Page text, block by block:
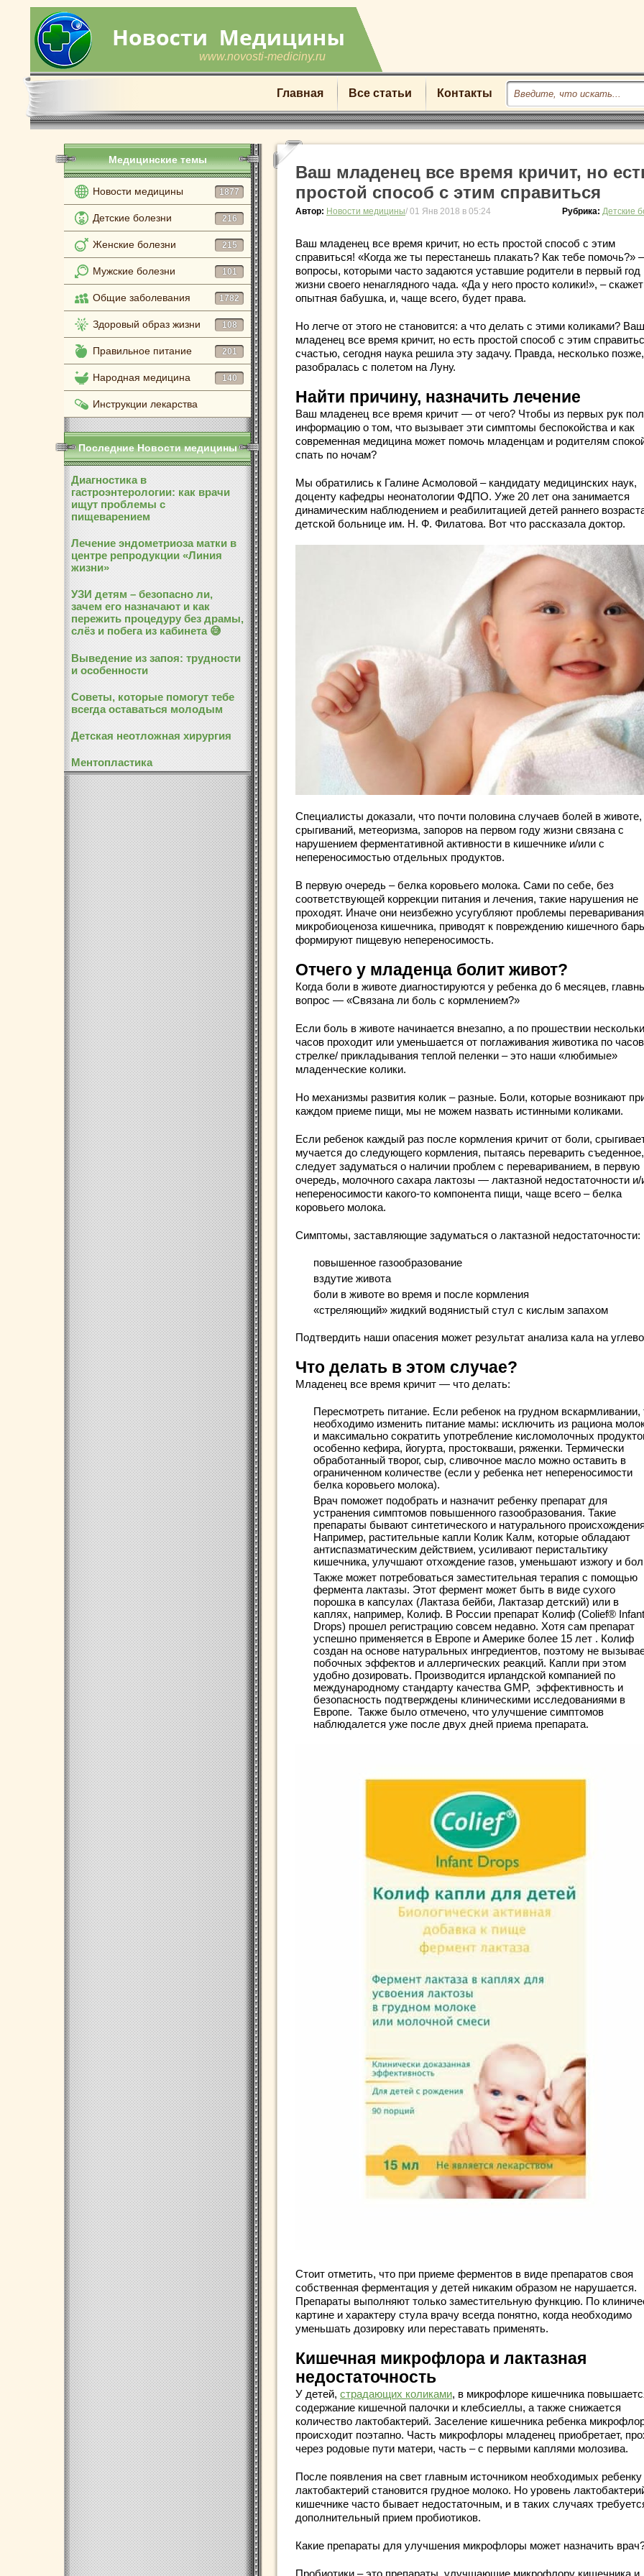
www.novosti-mediciny.ru
Главная Все статьи Контакты
Медицинские темы
Новости медицины 1877
Детские болезни 216
Женские болезни 215
Мужские болезни 101
Общие заболевания 1782
Здоровый образ жизни 108
Правильное питание 201
Народная медицина 140
Инструкции лекарства
Последние Новости медицины
Диагностика в
гастроэнтерологии: как врачи
ищут проблемы с
пищеварением
Лечение эндометриоза матки в
центре репродукции «Линия
жизни»
УЗИ детям – безопасно ли,
зачем его назначают и как
пережить процедуру без драмы,
слёз и побега из кабинета 😅
Выведение из запоя: трудности
и особенности
Советы, которые помогут тебе
всегда оставаться молодым
Детская неотложная хирургия
Ментопластика
Ваш младенец все время кричит, но
простой способ с этим справиться
Автор: Новости медицины/ 01 Янв 2018 в 05:24 Рубрика: Детские
Ваш младенец все время кричит, но есть простой способ с этим
справиться! «Когда же ты перестанешь плакать? Как тебе помочь?»
вопросы, которыми часто задаются уставшие родители в первый год
жизни своего ненаглядного чада. «Да у него просто колики!», – скажет
опытная бабушка, и, чаще всего, будет права.
Но легче от этого не становится: а что делать с этими коликами? Ваш
младенец все время кричит, но есть простой способ с этим
счастью, сегодня наука решила эту задачу. Правда, несколько
разобралась с полетом на Луну.
Найти причину, назначить лечение
Ваш младенец все время кричит — от чего? Чтобы из первых рук
информацию о том, что вызывает эти симптомы беспокойства и как
современная медицина может помочь младенцам и родителям
спать по ночам?
Мы обратились к Галине Асмоловой – кандидату медицинских наук,
доценту кафедры неонатологии ФДПО. Уже 20 лет она занимается
динамическим наблюдением и реабилитацией детей раннего
детской больнице им. Н. Ф. Филатова. Вот что рассказала доктор.
Специалисты доказали, что почти половина случаев болей в животе,
срыгиваний, метеоризма, запоров на первом году жизни связана с
нарушением ферментативной активности в кишечнике и/или с
непереносимостью отдельных продуктов.
В первую очередь – белка коровьего молока. Сами по себе, без
соответствующей коррекции питания и лечения, такие нарушения не
проходят. Иначе они неизбежно усугубляют проблемы
микробиоценоза кишечника, приводят к повреждению кишечного
формируют пищевую непереносимость.
Отчего у младенца болит живот?
Когда боли в животе диагностируются у ребенка до 6 месяцев,
вопрос — «Связана ли боль с кормлением?»
Если боль в животе начинается внезапно, а по прошествии
часов проходит или уменьшается от поглаживания животика по
стрелке/ прикладывания теплой пеленки – это наши «любимые»
младенческие колики.
Но механизмы развития колик – разные. Боли, которые возникают
каждом приеме пищи, мы не можем назвать истинными коликами.
Если ребенок каждый раз после кормления кричит от боли,
мучается до следующего кормления, пытаясь переварить съеденное,
следует задуматься о наличии проблем с перевариванием, в первую
очередь, молочного сахара лактозы — лактазной недостаточности и/
непереносимости какого-то компонента пищи, чаще всего – белка
коровьего молока.
Симптомы, заставляющие задуматься о лактазной недостаточности:
повышенное газообразование
вздутие живота
боли в животе во время и после кормления
«стреляющий» жидкий водянистый стул с кислым запахом
Подтвердить наши опасения может результат анализа кала на
Что делать в этом случае?
Младенец все время кричит — что делать:
Пересмотреть питание. Если ребенок на грудном вскармливании,
необходимо изменить питание мамы: исключить из рациона
и максимально сократить употребление кисломолочных
особенно кефира, йогурта, простокваши, ряженки. Термически
обработанный творог, сыр, сливочное масло можно оставить в
ограниченном количестве (если у ребенка нет непереносимости
белка коровьего молока).
Врач поможет подобрать и назначит ребенку препарат для
устранения симптомов повышенного газообразования. Такие
препараты бывают синтетического и натурального
Например, растительные капли Колик Калм, которые обладают
антиспазматическим действием, усиливают перистальтику
кишечника, улучшают отхождение газов, уменьшают изжогу и
Также может потребоваться заместительная терапия с помощью
фермента лактазы. Этот фермент может быть в виде сухого
порошка в капсулах (Лактаза бейби, Лактазар детский) или в
каплях, например, Колиф. В России препарат Колиф (Colief® Infant
Drops) прошел регистрацию совсем недавно. Хотя сам препарат
успешно применяется в Европе и Америке более 15 лет . Колиф
создан на основе натуральных ингредиентов, поэтому не
побочных эффектов и аллергических реакций. Капли при этом
удобно дозировать. Производится ирландской компанией по
международному стандарту качества GMP, эффективность и
безопасность подтверждены клиническими исследованиями в
Европе. Также было отмечено, что улучшение симптомов
наблюдалется уже после двух дней приема препарата.
Стоит отметить, что при приеме ферментов в виде препаратов своя
собственная ферментация у детей никаким образом не нарушается.
Препараты выполняют только заместительную функцию. По
картине и характеру стула врачу всегда понятно, когда необходимо
уменьшать дозировку или переставать применять.
Кишечная микрофлора и лактазная
недостаточность
У детей, страдающих коликами, в микрофлоре кишечника
содержание кишечной палочки и клебсиеллы, а также снижается
количество лактобактерий. Заселение кишечника ребенка
происходит поэтапно. Часть микрофлоры младенец приобретает,
через родовые пути матери, часть – с первыми каплями молозива.
После появления на свет главным источником необходимых ребенку
лактобактерий становится грудное молоко. Но уровень
кишечнике часто бывает недостаточным, и в таких случаях
дополнительный прием пробиотиков.
Какие препараты для улучшения микрофлоры может назначить
Пробиотики – это препараты, улучшающие микрофлору кишечника и